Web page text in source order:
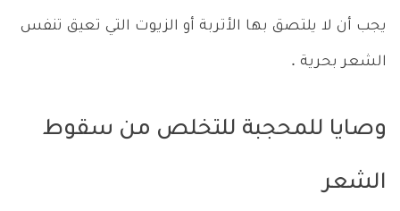
يجب أن لا يلتصق بها الأتربة أو الزيوت التي تعيق تنفس
الشعر بحرية .
وصايا للمحجبة للتخلص من سقوط
الشعر